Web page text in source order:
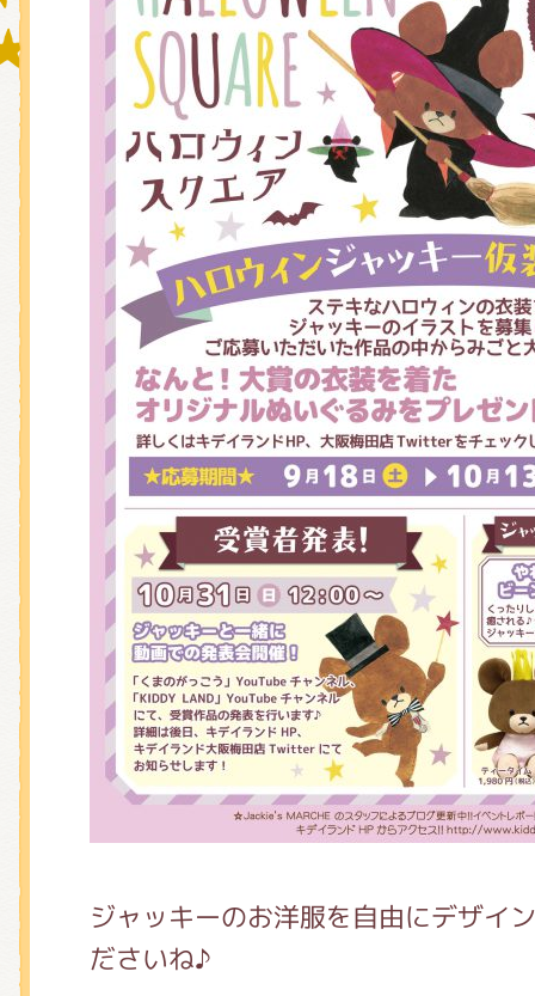
ジャッキーのお洋服を自由にデザイ
ださいね♪
おたのしみコンテンツ(クイズ・
チア ジャッキーズ！
くまのがっこう しょくいんしつ
くまのがっこう 家庭科部